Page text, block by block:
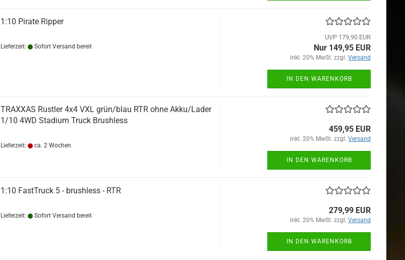
1:10 Pirate Ripper
Lieferzeit: Sofort Versand bereit
UVP 179,90 EUR
Nur 149,95 EUR
inkl. 20% MwSt. zzgl. Versand
IN DEN WARENKORB
TRAXXAS Rustler 4x4 VXL grün/blau RTR ohne Akku/Lader
1/10 4WD Stadium Truck Brushless
Lieferzeit: ca. 2 Wochen
459,95 EUR
inkl. 20% MwSt. zzgl. Versand
IN DEN WARENKORB
1:10 FastTruck 5 - brushless - RTR
Lieferzeit: Sofort Versand bereit
279,99 EUR
inkl. 20% MwSt. zzgl. Versand
IN DEN WARENKORB